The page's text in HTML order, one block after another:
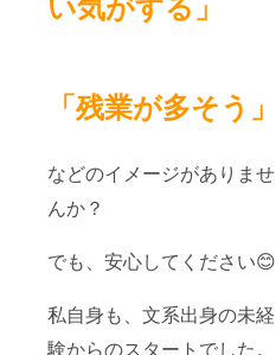
「残業が多そう」
などのイメージがありませ
んか？
でも、安心してください😊
私自身も、文系出身の未経
験からのスタートでした。